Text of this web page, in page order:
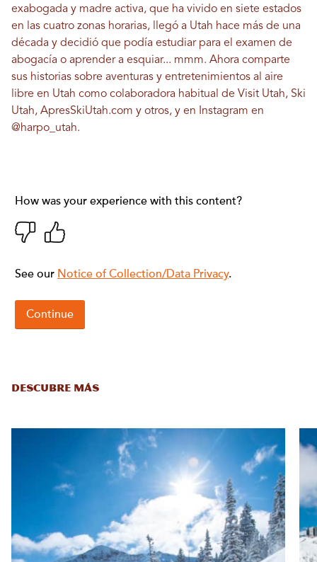
exabogada y madre activa, que ha vivido en siete estados
en las cuatro zonas horarias, llegó a Utah hace más de una
década y decidió que podía estudiar para el examen de
abogacía o aprender a esquiar... mmm. Ahora comparte
sus historias sobre aventuras y entretenimientos al aire
libre en Utah como colaboradora habitual de Visit Utah, Ski
Utah, ApresSkiUtah.com y otros, y en Instagram en
@harpo_utah.
DESCUBRE MÁS